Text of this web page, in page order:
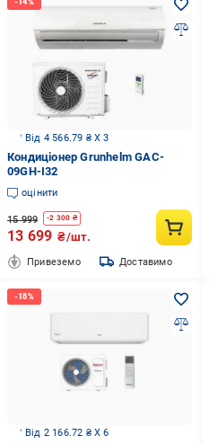
Від 4 566.79 ₴ X 3
Кондиціонер Grunhelm GAC-
09GH-I32
оцінити
15 999 -2 300 ₴
13 699 ₴/шт.
Привеземо Доставимо
Від 2 166.72 ₴ X 6